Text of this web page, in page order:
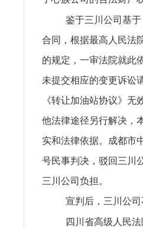
鉴于三川公司基
合同，根据最高人民法
的规定，一审法院就此
未提交相应的变更诉讼
《转让加油站协议》
他法律途径另行解决，
实和法律依据。成都市
号民事判决，驳回三川
三川公司负担。
宣判后，三川公
四川省高级人民